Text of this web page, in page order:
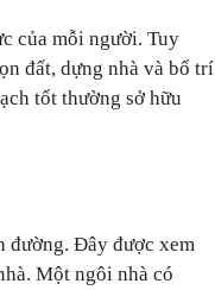
của mỗi người. Tuy
đất, dựng nhà và bố trí
tốt thường sở hữu
đường. Đây được xem
Một ngôi nhà có